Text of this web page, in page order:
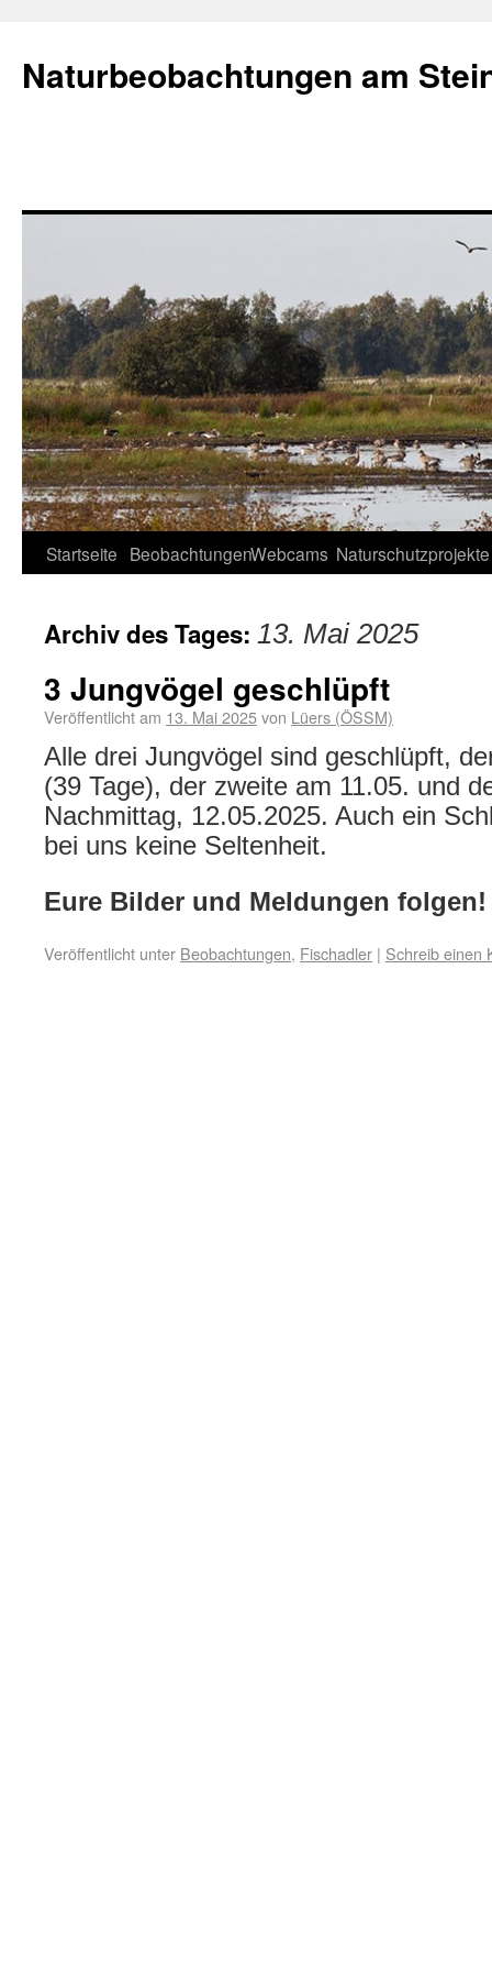
Naturbeobachtungen am
Startseite BeobachtungenWebcams Naturschutzprojekte
Archiv des Tages: 13. Mai 2025
3 Jungvögel geschlüpft
Veröffentlicht am 13. Mai 2025von Lüers (ÖSSM)
Alle drei Jungvögel sind geschlüpft,
(39 Tage), der zweite am 11.05. und
Nachmittag, 12.05.2025. Auch ein
bei uns keine Seltenheit.
Eure Bilder und Meldungen folgen!
Veröffentlicht unter Beobachtungen, Fischadler | Schreib einen